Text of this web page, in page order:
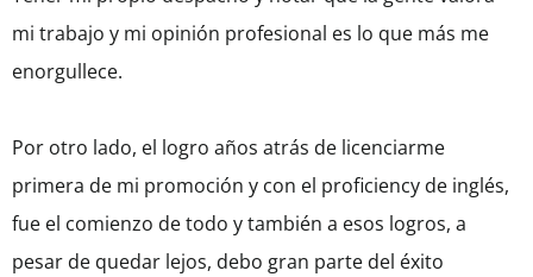
mi trabajo y mi opinión profesional es lo que más me
enorgullece.
Por otro lado, el logro años atrás de licenciarme
primera de mi promoción y con el proficiency de inglés,
fue el comienzo de todo y también a esos logros, a
pesar de quedar lejos, debo gran parte del éxito